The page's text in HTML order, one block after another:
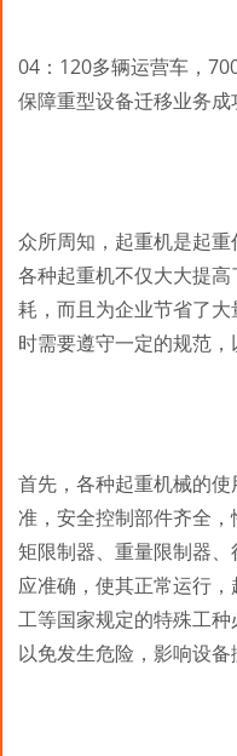
04：120多辆运营车，
保障重型设备迁移业务
众所周知，起重机是起
各种起重机不仅大大提
耗，而且为企业节省了
时需要遵守一定的规范，
首先，各种起重机械的
准，安全控制部件齐全
矩限制器、重量限制器
应准确，使其正常运行
工等国家规定的特殊工种
以免发生危险，影响设备